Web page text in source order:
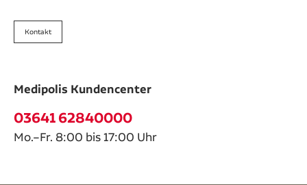
Kontakt
Medipolis Kundencenter
03641 62840000
Mo.–Fr. 8:00 bis 17:00 Uhr